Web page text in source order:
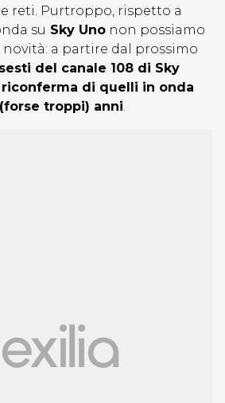
reti. Purtroppo, rispetto a
su Sky Uno non possiamo
a partire dal prossimo
del canale 108 di Sky
riconferma di quelli in onda
troppi) anni.